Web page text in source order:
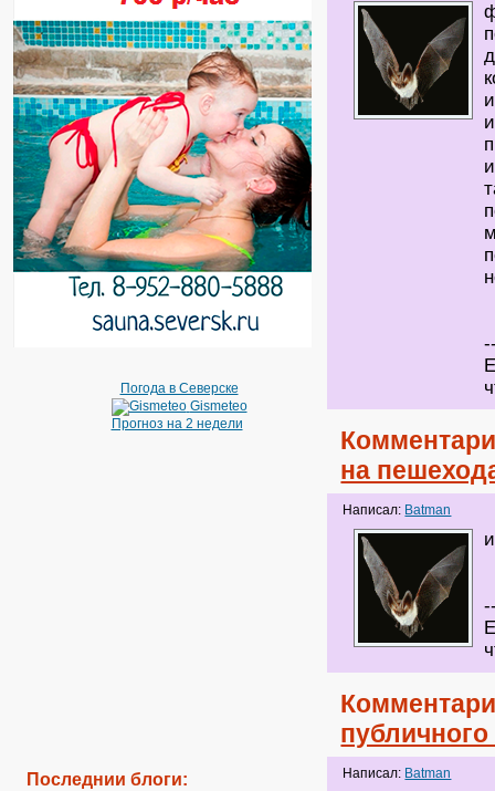
Погода в Северске
Gismeteo
Прогноз на 2 недели
Последнии блоги:
на
Написал: Batman
Написал: Batman